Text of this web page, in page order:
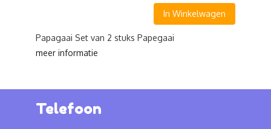
In Winkelwagen
Papagaai Set van 2 stuks Papegaai
meer informatie
Telefoon